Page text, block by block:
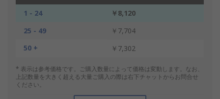
1 - 24
￥8,120
25 - 49
￥7,704
50 +
￥7,302
* 表示は参考価格です。ご購入数量によって価格は変動します。なお、
上記数量を大きく超える大量ご購入の際は右下チャットからお問合せ
ください。